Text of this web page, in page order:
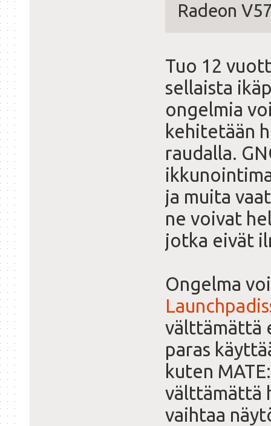
Radeon
Tuo 12
sellaista
ongelmia
kehitetään
raudalla.
ja muita
ne voivat
jotka eivät
Ongelma
välttämättä
paras
kuten
välttämättä
vaihtaa